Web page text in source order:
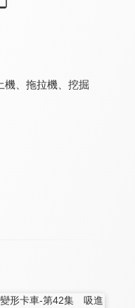
機、拖拉機、挖掘